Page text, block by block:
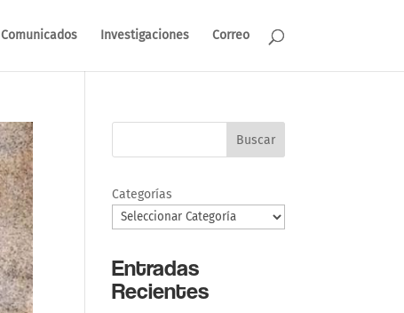
Comunicados Investigaciones Correo
Buscar
Categorías
Entradas
Recientes